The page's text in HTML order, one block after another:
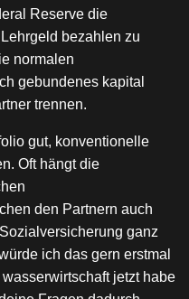
Reserve die
bezahlen zu
normalen
gebundenes kapital
trennen.
gut, konventionelle
Oft hängt die
den Partnern auch
ganz
ich das gern erstmal
jetzt habe